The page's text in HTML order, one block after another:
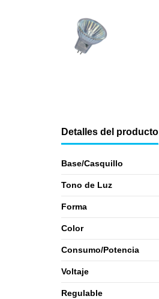
Detalles del producto
Base/Casquillo
Tono de Luz
Forma
Color
Consumo/Potencia
Voltaje
Regulable